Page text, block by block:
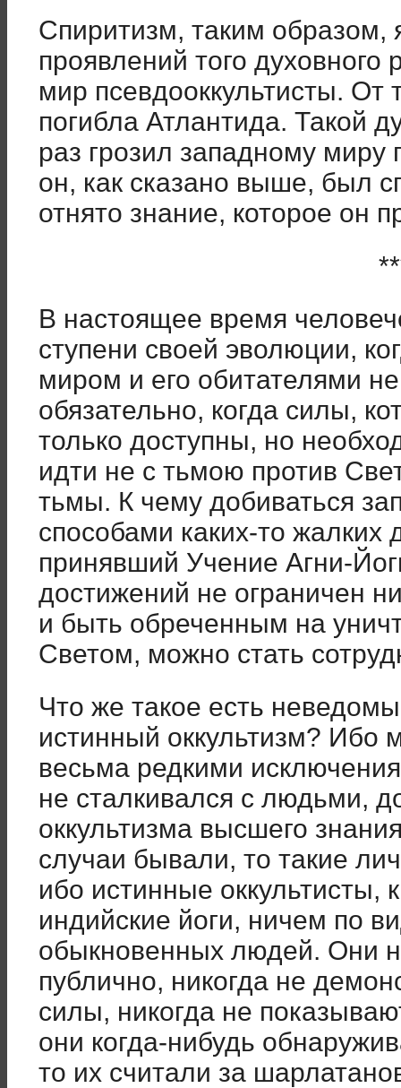
Спиритизм, таким образом,
проявлений того духовного
мир псевдооккультисты. От
погибла Атлантида. Такой
раз грозил западному миру
он, как сказано выше, был
отнято знание, которое он
В настоящее время
ступени своей эволюции,
миром и его обитателями
обязательно, когда силы,
только доступны, но
идти не с тьмою против
тьмы. К чему добиваться
способами каких-то жалких
принявший Учение Агни-
достижений не ограничен
и быть обреченным на
Светом, можно стать
Что же такое есть
истинный оккультизм? Ибо
весьма редкими
не сталкивался с людьми,
оккультизма высшего
случаи бывали, то такие
ибо истинные оккультисты,
индийские йоги, ничем по
обыкновенных людей. Они
публично, никогда не
силы, никогда не
они когда-нибудь
то их считали за